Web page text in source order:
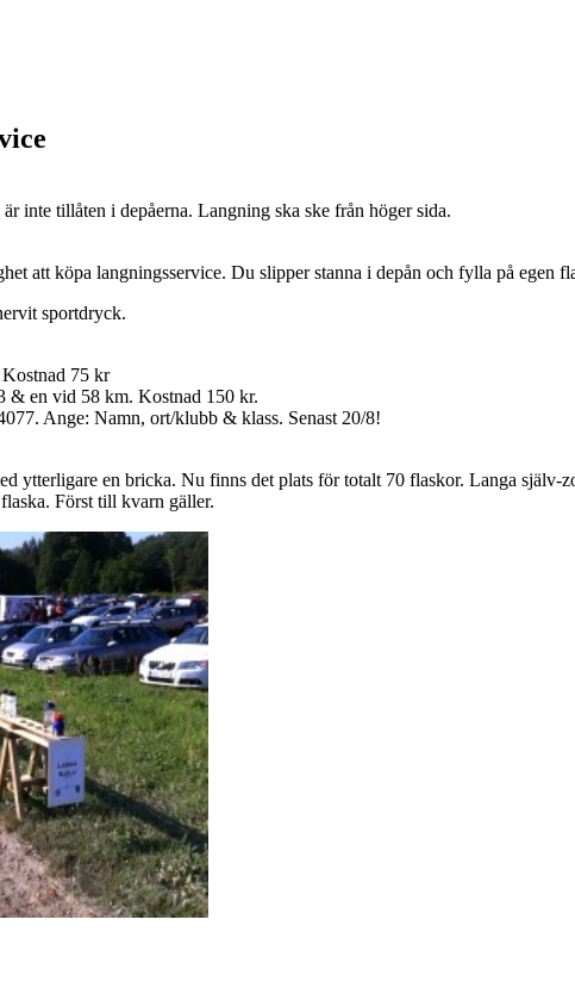
inte tillåten i depåerna. Langning ska ske från höger sida.
att köpa langningsservice. Du slipper stanna i depån och fylla på
sportdryck.
75 kr
& en vid 58 km. Kostnad 150 kr.
Ange: Namn, ort/klubb & klass. Senast 20/8!
ytterligare en bricka. Nu finns det plats för totalt 70 flaskor. Langa
Först till kvarn gäller.